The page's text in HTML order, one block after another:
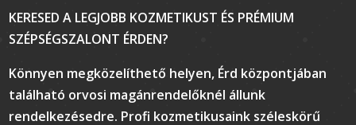
KERESED A LEGJOBB KOZMETIKUST ÉS PRÉMIUM
SZÉPSÉGSZALONT ÉRDEN?
Könnyen megközelíthető helyen, Érd központjában
található orvosi magánrendelőknél állunk
rendelkezésedre. Profi kozmetikusaink széleskörű